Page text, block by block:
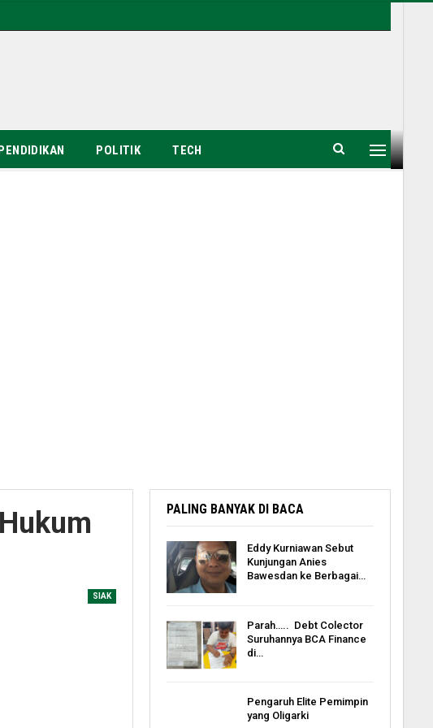
POLITIK TECH
SIAK
PALING BANYAK DI BACA
Eddy Kurniawan Sebut
Kunjungan Anies
Bawesdan ke Berbagai…
Parah….. Debt Colector
Suruhannya BCA Finance
di…
Pengaruh Elite Pemimpin
yang Oligarki